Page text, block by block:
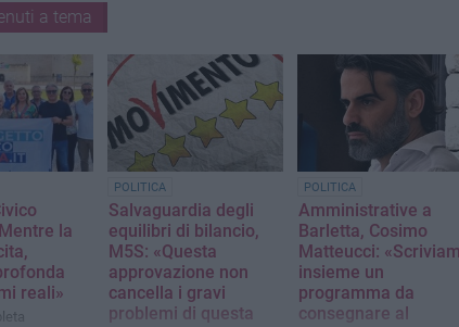
a tema
la
reali»
POLITICA
Salvaguardia degli
equilibri di bilancio,
M5S: «Questa
approvazione non
cancella i gravi
problemi di questa
POLITICA
Amministrative a
Barletta, Cosimo
Matteucci:
insieme un
programma da
consegnare al